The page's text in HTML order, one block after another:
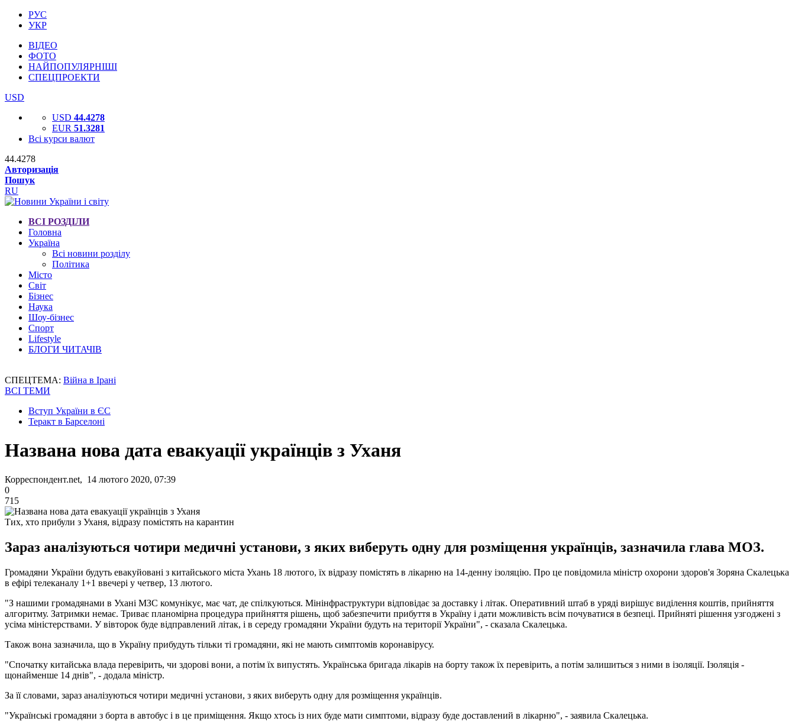
РУС
УКР
ВІДЕО
ФОТО
НАЙПОПУЛЯРНІШІ
СПЕЦПРОЕКТИ
USD
USD 44.4278
EUR 51.3281
Всі курси валют
44.4278
Авторизація
Пошук
RU
ВСІ РОЗДІЛИ
Головна
Україна
Всі новини розділу
Політика
Місто
Світ
Бізнес
Наука
Шоу-бізнес
Спорт
Lifestyle
БЛОГИ ЧИТАЧІВ
СПЕЦТЕМА: Війна в Ірані
ВСІ ТЕМИ
Вступ України в ЄС
Теракт в Барселоні
Названа нова дата евакуації українців з Уханя
Корреспондент.net, 14 лютого 2020, 07:39
0
715
Тих, хто прибули з Уханя, відразу помістять на карантин
Зараз аналізуються чотири медичні установи, з яких виберуть одну для розміщення українців, зазначила глава МОЗ.
Громадяни України будуть евакуйовані з китайського міста Ухань 18 лютого, їх відразу помістять в лікарню на 14-денну ізоляцію. Про це повідомила міністр охорони здоров'я Зоряна Скалецька
в ефірі телеканалу 1+1 ввечері у четвер, 13 лютого.
"З нашими громадянами в Ухані МЗС комунікує, має чат, де спілкуються. Мінінфраструктури відповідає за доставку і літак. Оперативний штаб в уряді вирішує виділення коштів, прийняття
алгоритму. Затримки немає. Триває планомірна процедура прийняття рішень, щоб забезпечити прибуття в Україну і дати можливість всім почуватися в безпеці. Прийняті рішення узгоджені з
усіма міністерствами. У вівторок буде відправлений літак, і в середу громадяни України будуть на території України", - сказала Скалецька.
Також вона зазначила, що в Україну прибудуть тільки ті громадяни, які не мають симптомів коронавірусу.
"Спочатку китайська влада перевірить, чи здорові вони, а потім їх випустять. Українська бригада лікарів на борту також їх перевірить, а потім залишиться з ними в ізоляції. Ізоляція -
щонайменше 14 днів", - додала міністр.
За її словами, зараз аналізуються чотири медичні установи, з яких виберуть одну для розміщення українців.
"Українські громадяни з борта в автобус і в це приміщення. Якщо хтось із них буде мати симптоми, відразу буде доставлений в лікарню", - заявила Скалецька.